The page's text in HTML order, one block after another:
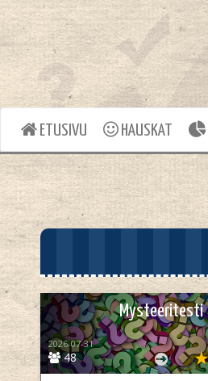
ETUSIVU HAUSKAT
Mysteeritesti
48
2026-07-31